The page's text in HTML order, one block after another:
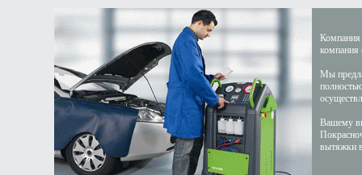
Компания
компания
Мы
Вашему
вытяжки